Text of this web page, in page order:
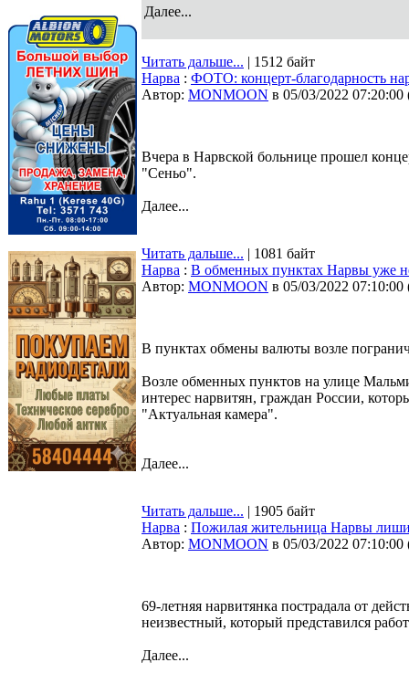
Далее...
Читать дальше... | 1512 байт
Нарва : ФОТО: концерт-благодарность
Автор: MONMOON в 05/03/2022 07:20:00
Вчера в Нарвской больнице прошел
"Сеньо".
Далее...
Читать дальше... | 1081 байт
Нарва : В обменных пунктах Нарвы уже
Автор: MONMOON в 05/03/2022 07:10:00
В пунктах обмены валюты возле
Возле обменных пунктов на улице
интерес нарвитян, граждан России,
"Актуальная камера".
Далее...
Читать дальше... | 1905 байт
Нарва : Пожилая жительница Нарвы
Автор: MONMOON в 05/03/2022 07:10:00
69-летняя нарвитянка пострадала от
неизвестный, который представился
Далее...